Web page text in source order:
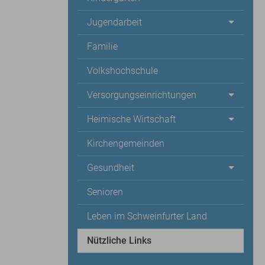
Jugendarbeit
Familie
Volkshochschule
Versorgungseinrichtungen
Heimische Wirtschaft
Kirchengemeinden
Gesundheit
Senioren
Leben im Schweinfurter Land
Nützliche Links